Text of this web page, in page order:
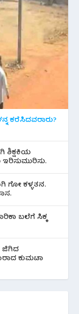
ಕರೆಸಿದವರಾರು?
ಶಿಕ್ಷಕಿಯ
ಇರಿಸುಮುರಿಸು.
ಗೋ ಕಳ್ಳತನ.
ಬಲೆಗೆ ಸಿಕ್ಕ
ಜಿಗಿದ
ಕುಮಟಾ